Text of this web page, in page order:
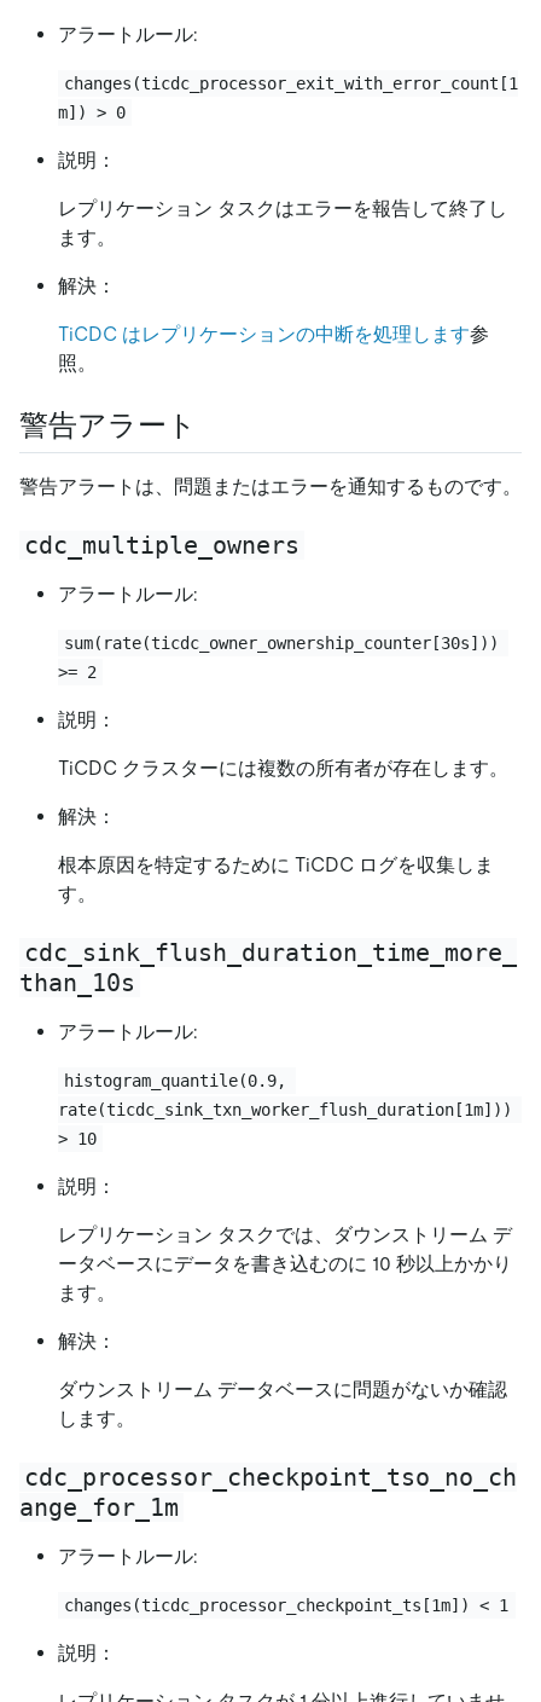
アラートルール:
changes(ticdc_processor_exit_with_error_count[1
m]) > 0
説明：
レプリケーション タスクはエラーを報告して終了し
ます。
解決：
TiCDC はレプリケーションの中断を処理します参
照。
警告アラート
警告アラートは、問題またはエラーを通知するものです。
cdc_multiple_owners
アラートルール:
sum(rate(ticdc_owner_ownership_counter[30s]))
>= 2
説明：
TiCDC クラスターには複数の所有者が存在します。
解決：
根本原因を特定するために TiCDC ログを収集しま
す。
cdc_sink_flush_duration_time_more_
than_10s
アラートルール:
histogram_quantile(0.9,
rate(ticdc_sink_txn_worker_flush_duration[1m]))
> 10
説明：
レプリケーション タスクでは、ダウンストリーム デ
ータベースにデータを書き込むのに 10 秒以上かかり
ます。
解決：
ダウンストリーム データベースに問題がないか確認
します。
cdc_processor_checkpoint_tso_no_ch
ange_for_1m
アラートルール:
changes(ticdc_processor_checkpoint_ts[1m]) < 1
説明：